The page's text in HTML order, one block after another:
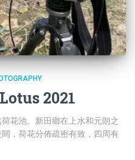
2021
花池。新田鄉在上水和元朗之
，荷花分佈疏密有致，四周有